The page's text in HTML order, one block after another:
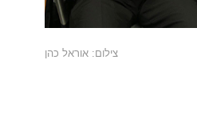
צילום: אוראל כהן